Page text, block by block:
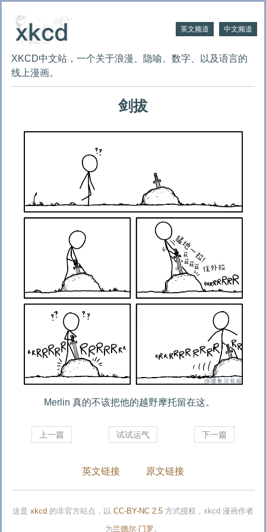
英文频道 中文频道
XKCD中文站，一个关于浪漫、隐喻、数字、以及语言的
线上漫画。
剑拔
Merlin 真的不该把他的越野摩托留在这。
上一篇 下一篇
试试运气
英文链接 原文链接
这是 xkcd 的非官方站点，以 CC-BY-NC 2.5 方式授权，xkcd 漫画作者
为兰德尔·门罗 。